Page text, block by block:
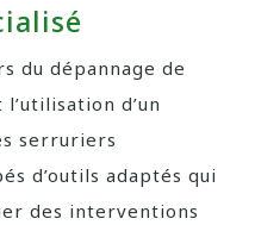
du dépannage de
d’un
serruriers
d’outils adaptés qui
des interventions